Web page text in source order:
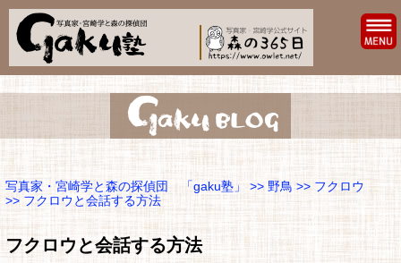
写真家・宮崎学と森の探偵団 「gaku塾」 >> 野鳥 >> フクロウ
>> フクロウと会話する方法
フクロウと会話する方法